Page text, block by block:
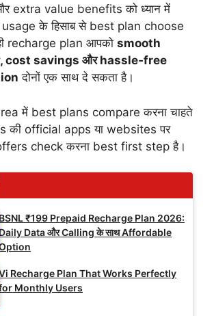
extra value benefits को ध्यान में
के हिसाब से best plan choose
recharge plan आपको smooth
cost savings और hassle‑free
दोनों एक साथ दे सकता है।
में best plans compare करना चाहते
की official apps या websites पर
check करना best first step है।
BSNL ₹199 Prepaid Recharge Plan 2026:
Daily Data और Calling के साथ Affordable
Recharge Plan That Works Perfectly
Monthly Users